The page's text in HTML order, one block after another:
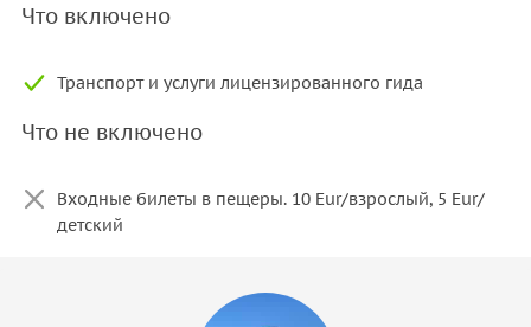
Что включено
Транспорт и услуги лицензированного гида
Что не включено
Входные билеты в пещеры. 10 Eur/взрослый, 5 Eur/
детский